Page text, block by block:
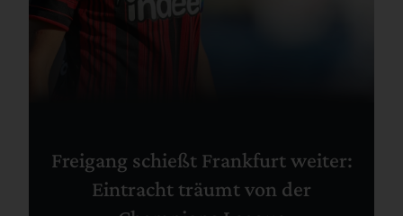
Freigang schießt Frankfurt weiter:
Eintracht träumt von der